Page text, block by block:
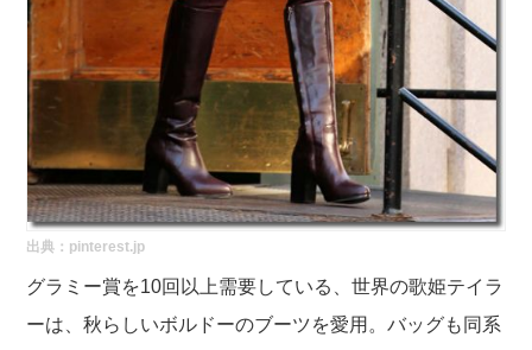
出典：pinterest.jp
グラミー賞を10回以上需要している、世界の歌姫テイラ
ーは、秋らしいボルドーのブーツを愛用。バッグも同系